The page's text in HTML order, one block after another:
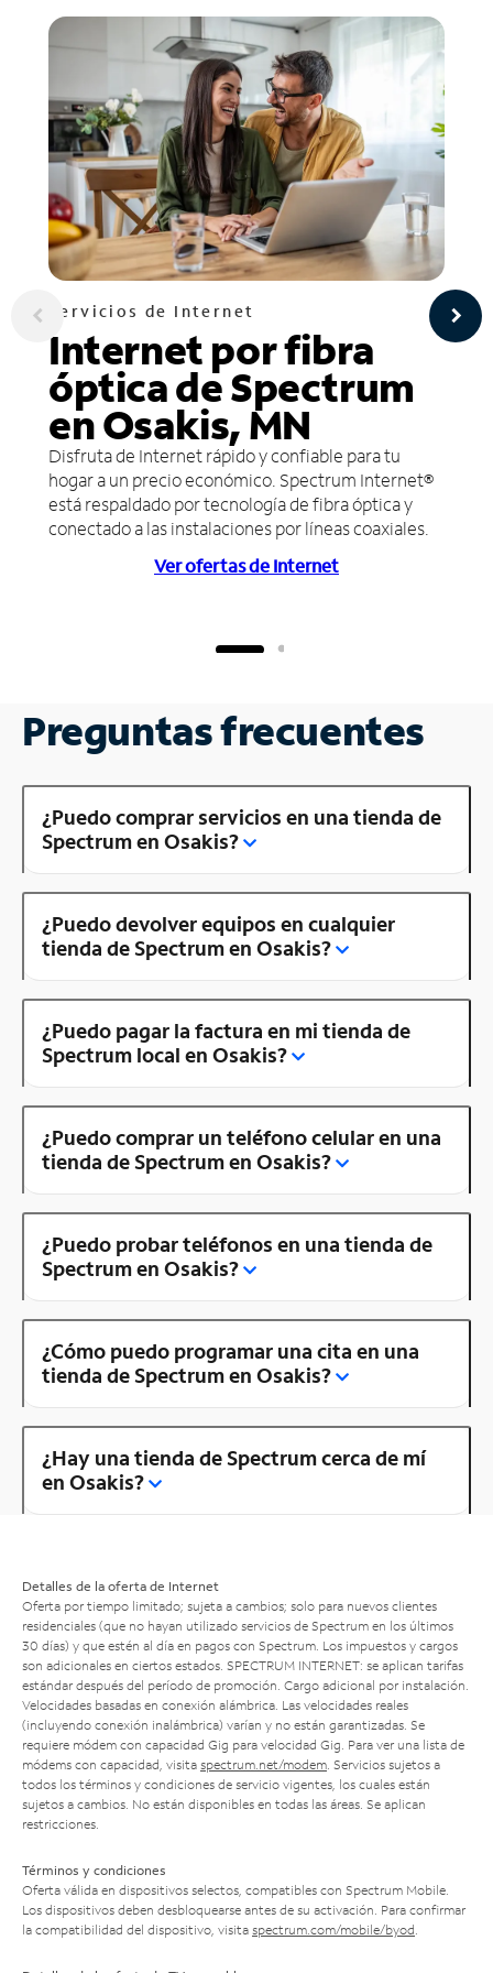
Servicios de Internet
Internet por fibra
óptica de Spectrum
en Osakis, MN
Disfruta de Internet rápido y confiable para tu
hogar a un precio económico. Spectrum Internet®
está respaldado por tecnología de fibra óptica y
conectado a las instalaciones por líneas coaxiales.
Ver ofertas de Internet
Preguntas frecuentes
¿Puedo comprar servicios en una tienda de
Spectrum en Osakis?
¿Puedo devolver equipos en cualquier
tienda de Spectrum en Osakis?
¿Puedo pagar la factura en mi tienda de
Spectrum local en Osakis?
¿Puedo comprar un teléfono celular en una
tienda de Spectrum en Osakis?
¿Puedo probar teléfonos en una tienda de
Spectrum en Osakis?
¿Cómo puedo programar una cita en una
tienda de Spectrum en Osakis?
¿Hay una tienda de Spectrum cerca de mí
en Osakis?
Detalles de la oferta de Internet
Oferta por tiempo limitado; sujeta a cambios; solo para nuevos clientes
residenciales (que no hayan utilizado servicios de Spectrum en los últimos
30 días) y que estén al día en pagos con Spectrum. Los impuestos y cargos
son adicionales en ciertos estados. SPECTRUM INTERNET: se aplican tarifas
estándar después del período de promoción. Cargo adicional por instalación.
Velocidades basadas en conexión alámbrica. Las velocidades reales
(incluyendo conexión inalámbrica) varían y no están garantizadas. Se
requiere módem con capacidad Gig para velocidad Gig. Para ver una lista de
módems con capacidad, visita spectrum.net/modem . Servicios sujetos a
todos los términos y condiciones de servicio vigentes, los cuales están
sujetos a cambios. No están disponibles en todas las áreas. Se aplican
restricciones.
Términos y condiciones
Oferta válida en dispositivos selectos, compatibles con Spectrum Mobile.
Los dispositivos deben desbloquearse antes de su activación. Para confirmar
la compatibilidad del dispositivo, visita spectrum.com/mobile/byod